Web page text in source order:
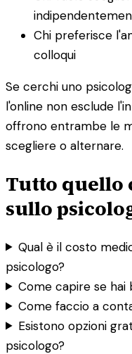
Chi preferisce
colloqui
Se cerchi uno
l'online non esclude
offrono entrambe le
scegliere o alternare.
Tutto quello
sullo
Qual è il costo
psicologo?
Come capire se hai
Come faccio a
Esistono opzioni
psicologo?